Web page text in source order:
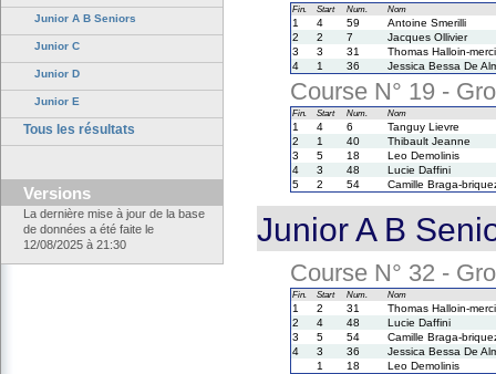
Junior A B Seniors
Junior C
Junior D
Junior E
Tous les résultats
Versions
La dernière mise à jour de la base
de données a été faite le
12/08/2025 à 21:30
Fin. Start Num. Nom
1 4 59
Antoine Smerilli
2
2 7
Jacques Ollivier
3
3 31
Thomas Halloin-
4
1 36 Jessica Bessa De
Course N° 19 -
Fin. Start Num. Nom
1 4 6
Tanguy Lievre
2
1 40
Thibault Jeanne
3
5 18
Leo Demolinis
4
3 48
Lucie Daffini
5
2 54 Camille Braga-
Junior A B
Course N° 32 -
Fin. Start Num. Nom
1 2 31
Thomas Halloin-
2
4 48
Lucie Daffini
3
5 54
Camille Braga-
4
3 36
Jessica Bessa De
1
18 Leo Demolinis